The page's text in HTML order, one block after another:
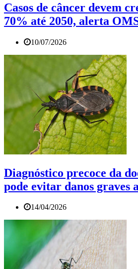
Casos de câncer devem
70% até 2050, alerta
10/07/2026
Diagnóstico precoce da
pode evitar danos graves
14/04/2026